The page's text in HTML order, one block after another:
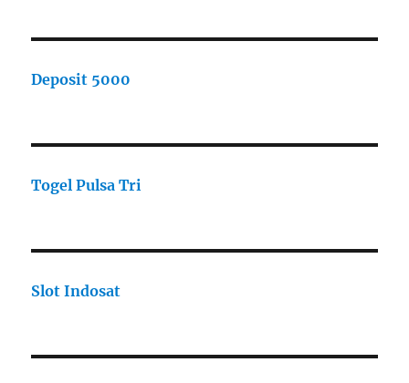
Deposit 5000
Togel Pulsa Tri
Slot Indosat